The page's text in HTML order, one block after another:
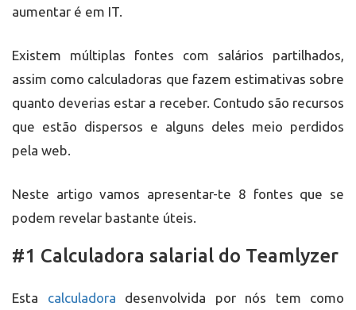
aumentar é em IT.
Existem múltiplas fontes com salários partilhados,
assim como calculadoras que fazem estimativas sobre
quanto deverias estar a receber. Contudo são recursos
que estão dispersos e alguns deles meio perdidos
pela web.
Neste artigo vamos apresentar-te 8 fontes que se
podem revelar bastante úteis.
#1 Calculadora salarial do Teamlyzer
Esta calculadora desenvolvida por nós tem como